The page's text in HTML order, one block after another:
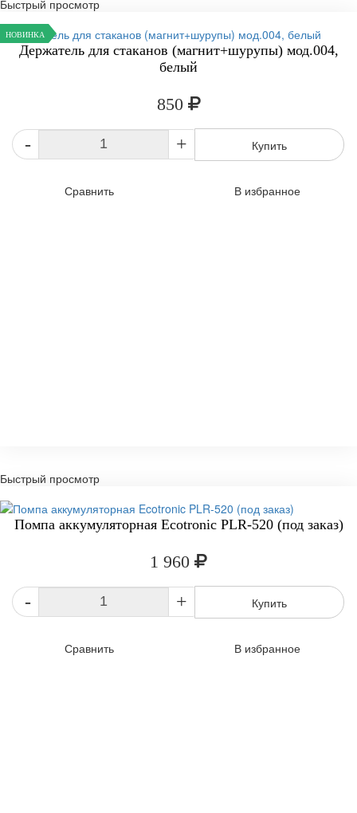
Быстрый просмотр
НОВИНКА
Держатель для стаканов (магнит+шурупы) мод.004,
белый
850
- + Купить
Сравнить В избранное
Быстрый просмотр
Помпа аккумуляторная Ecotronic PLR-520 (под заказ)
1 960
- + Купить
Сравнить В избранное